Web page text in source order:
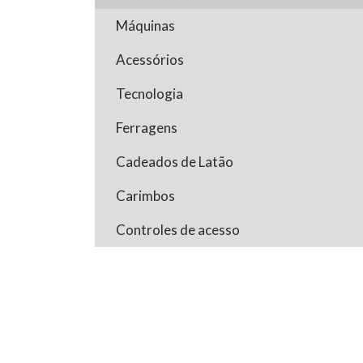
Máquinas
Acessórios
Tecnologia
Ferragens
Cadeados de Latão
Carimbos
Controles de acesso